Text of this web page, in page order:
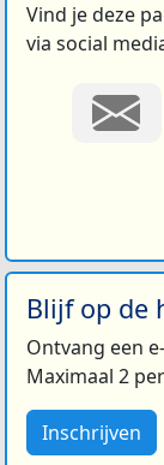
Vind je deze
via social
Blijf op de
Ontvang een
Maximaal 2
Inschrijven